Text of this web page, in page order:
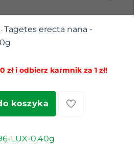
Tagetes erecta nana -
zł i odbierz karmnik za 1 zł!
koszyka
LUX-0.40g